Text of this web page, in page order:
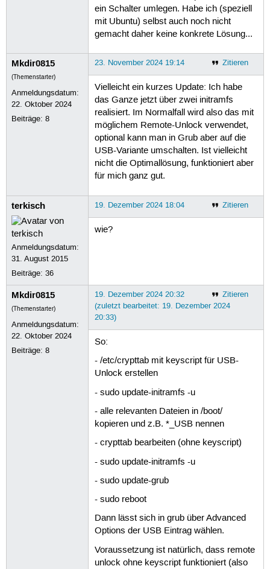
ein Schalter umlegen. Habe ich (speziell
mit Ubuntu) selbst auch noch nicht
gemacht daher keine konkrete Lösung...
Mkdir0815
(Themenstarter)
Anmeldungsdatum:
22. Oktober 2024
Beiträge:8
Zitieren
23. November 2024 19:14
Vielleicht ein kurzes Update: Ich habe
das Ganze jetzt über zwei initramfs
realisiert. Im Normalfall wird also das mit
möglichem Remote-Unlock verwendet,
optional kann man in Grub aber auf die
USB-Variante umschalten. Ist vielleicht
nicht die Optimallösung, funktioniert aber
für mich ganz gut.
terkisch
Anmeldungsdatum:
31. August 2015
Beiträge:36
Zitieren
19. Dezember 2024 18:04
wie?
Mkdir0815
(Themenstarter)
Anmeldungsdatum:
22. Oktober 2024
Beiträge:8
Zitieren
19. Dezember 2024 20:32
(zuletzt bearbeitet: 19. Dezember 2024
20:33)
So:
- /etc/crypttab mit keyscript für USB-
Unlock erstellen
- sudo update-initramfs -u
- alle relevanten Dateien in /boot/
kopieren und z.B. *_USB nennen
- crypttab bearbeiten (ohne keyscript)
- sudo update-initramfs -u
- sudo update-grub
- sudo reboot
Dann lässt sich in grub über Advanced
Options der USB Eintrag wählen.
Voraussetzung ist natürlich, dass remote
unlock ohne keyscript funktioniert (also